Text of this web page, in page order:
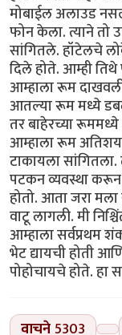
मोबाईल अलाउड
फोन केला. त्याने
सांगितले. हॉटेलचे
दिले होते. आम्ही तिथे
आम्हाला रूम
आतल्या रूम मध्ये
तर बाहेरच्या
आम्हाला रूम अतिशय
टाकायला
पटकन व्यवस्था
होतो. आता जरा मला
वाटू लागली. मी
आम्हाला सर्वप्रथम
भेट द्यायची होती
पोहोचायचे होते. हा
वाचने5303